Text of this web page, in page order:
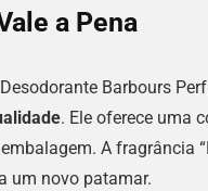
a Pena
Barbours
. Ele oferece uma
A fragrância
um novo patamar.